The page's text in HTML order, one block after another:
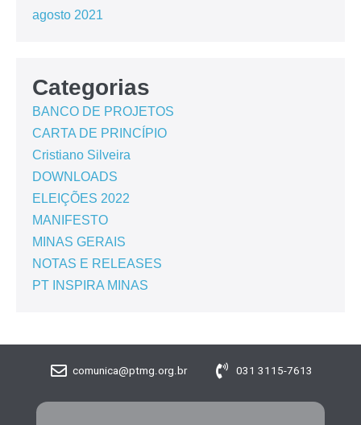
agosto 2021
Categorias
BANCO DE PROJETOS
CARTA DE PRINCÍPIO
Cristiano Silveira
DOWNLOADS
ELEIÇÕES 2022
MANIFESTO
MINAS GERAIS
NOTAS E RELEASES
PT INSPIRA MINAS
comunica@ptmg.org.br 031 3115-7613